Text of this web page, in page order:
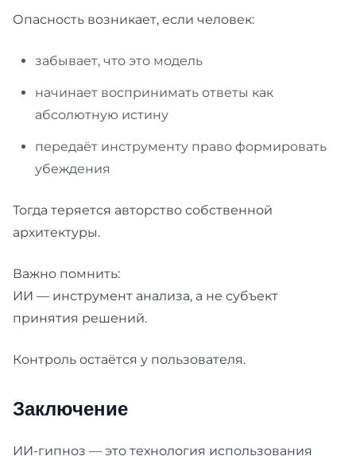
Опасность возникает, если человек:
забывает, что это модель
начинает воспринимать ответы как
абсолютную истину
передаёт инструменту право формировать
убеждения
Тогда теряется авторство собственной
архитектуры.
Важно помнить:
ИИ — инструмент анализа, а не субъект
принятия решений.
Контроль остаётся у пользователя.
Заключение
ИИ-гипноз — это технология использования